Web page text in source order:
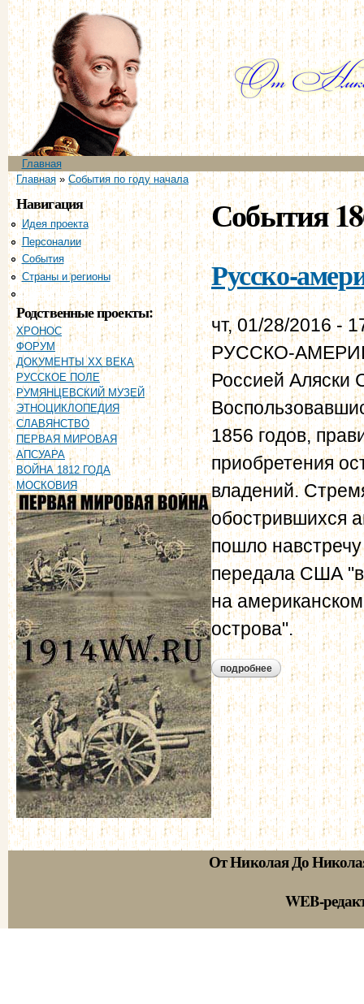
Главное меню
Главная
Вы здесь
Главная» События по году начала
Навигация
Идея проекта
Персоналии
События
Страны и регионы
Хронология
Родственные проекты:
ХРОНОС
ФОРУМ
ДОКУМЕНТЫ XX ВЕКА
РУССКОЕ ПОЛЕ
РУМЯНЦЕВСКИЙ МУЗЕЙ
ЭТНОЦИКЛОПЕДИЯ
СЛАВЯНСТВО
ПЕРВАЯ МИРОВАЯ
АПСУАРА
ВОЙНА 1812 ГОДА
МОСКОВИЯ
События
Русско-
чт, 01/28/2016 -
РУССКО-
Россией Аляски
1856 годов,
приобретения
владений.
обострившихся
пошло
передала США
на
острова".
подробнее о русско-
От Николая До
WEB-